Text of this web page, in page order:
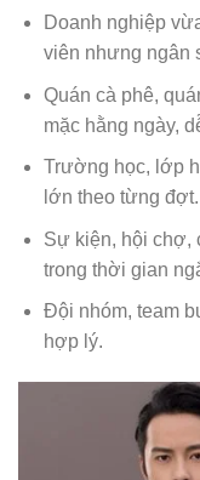
Doanh nghiệp
viên nhưng ngân
Quán cà phê,
mặc hằng ngày,
Trường học, lớp
lớn theo từng đợt.
Sự kiện, hội chợ,
trong thời gian
Đội nhóm, team
hợp lý.